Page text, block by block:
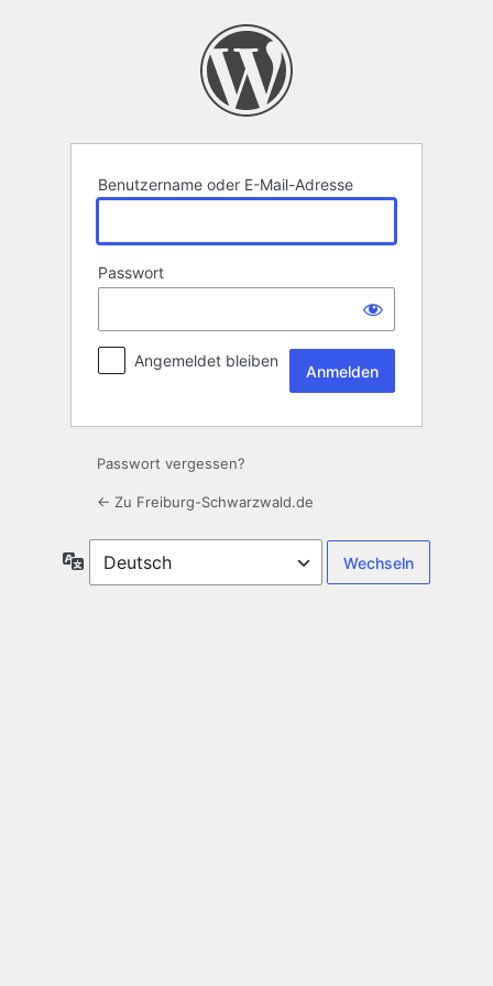
Benutzername oder E-Mail-Adresse
Passwort
Angemeldet bleiben
Passwort vergessen?
← Zu Freiburg-Schwarzwald.de
Sprache